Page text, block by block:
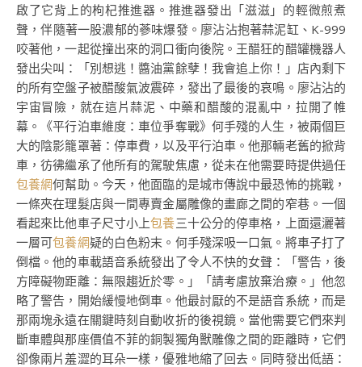
啟了它背上的枸杞推進器。推進器發出「滋滋」的輕微煎煮
聲，伴隨著一股濃郁的蔘味爆發。廖沾沾抱著蒜泥缸、K-999
咬著他，一起從撞出來的洞口衝向後院。王醋狂的醋罐機器人
發出尖叫：「別想逃！醬油黨餘孽！我會追上你！」店內剩下
的所有空盤子被醋酸氣波震碎，發出了最後的哀鳴。廖沾沾的
宇宙冒險，就在這片蒜泥、中藥和醋酸的混亂中，拉開了帷
幕。《平行泊車維度：車位爭奪戰》何手殘的人生，被兩個巨
大的陰影籠罩著：停車費，以及平行泊車。他那輛老舊的掀背
車，彷彿繼承了他所有的駕駛焦慮，從未在他需要時提供過任
包養網何幫助。今天，他面臨的是城市傳說中最恐怖的挑戰，
一條夾在理髮店與一間專賣金屬雕像的畫廊之間的窄巷。一個
看起來比他車子尺寸小上包養三十公分的停車格，上面還灑著
一層可包養網疑的白色粉末。何手殘深吸一口氣。將車子打了
倒檔。他的車載語音系統發出了令人不快的女聲：「警告，後
方障礙物距離：無限趨近於零。」「請考慮放棄治療。」他忽
略了警告，開始緩慢地倒車。他最討厭的不是語音系統，而是
那兩塊永遠在關鍵時刻自動收折的後視鏡。當他需要它們來判
斷車體與那座價值不菲的銅製獨角獸雕像之間的距離時，它們
卻像兩片羞澀的耳朵一樣，優雅地縮了回去。同時發出低語：